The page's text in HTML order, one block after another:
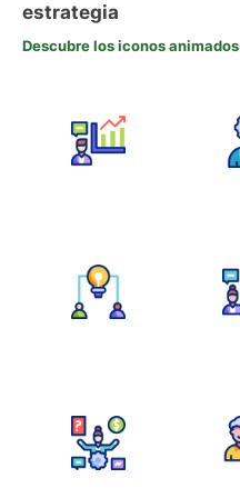
estrategia
Descubre los iconos animados